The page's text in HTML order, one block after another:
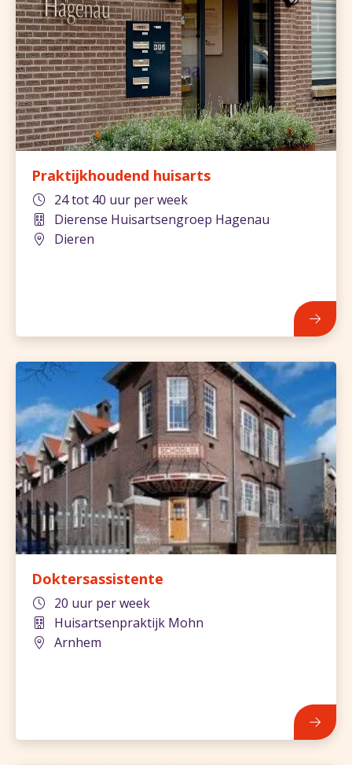
Praktijkhoudend huisarts
24 tot 40 uur per week
Dierense Huisartsengroep Hagenau
Dieren
Doktersassistente
20 uur per week
Huisartsenpraktijk Mohn
Arnhem